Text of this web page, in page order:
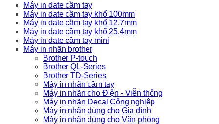
Máy in date cầm tay
Máy in date cầm tay khổ 100mm
Máy in date cầm tay khổ 12.7mm
Máy in date cầm tay khổ 25.4mm
Máy in date cầm tay mini
Máy in nhãn brother
Brother P-touch
Brother QL-Series
Brother TD-Series
Máy in nhãn cầm tay
Máy in nhãn cho Điện - Viễn thông
Máy in nhãn Decal Công nghiệp
Máy in nhãn dùng cho Gia đình
Máy in nhãn dùng cho Văn phòng